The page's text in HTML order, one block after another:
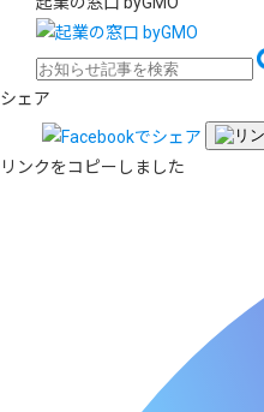
シェア
リンクをコピーしました